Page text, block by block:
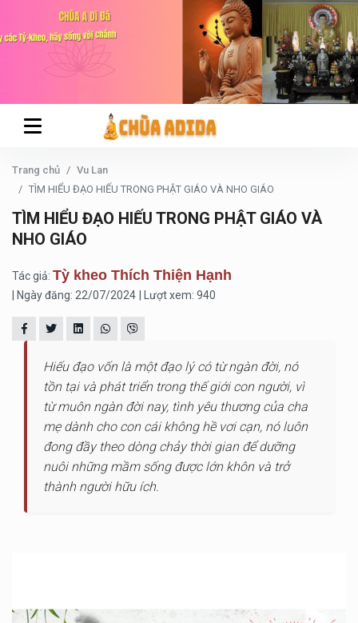
Trang chủ
Vu Lan
TÌM HIỂU ĐẠO HIẾU TRONG PHẬT GIÁO VÀ NHO GIÁO
TÌM HIỂU ĐẠO HIẾU TRONG PHẬT GIÁO VÀ
NHO GIÁO
Tác giả: Tỳ kheo Thích Thiện Hạnh
| Ngày đăng: 22/07/2024 | Lượt xem: 940
Hiếu đạo vốn là một đạo lý có từ ngàn đời, nó
tồn tại và phát triển trong thế giới con người, vì
từ muôn ngàn đời nay, tình yêu thương của cha
mẹ dành cho con cái không hề vơi cạn, nó luôn
đong đầy theo dòng chảy thời gian để dưỡng
nuôi những mầm sống được lớn khôn và trở
thành người hữu ích.